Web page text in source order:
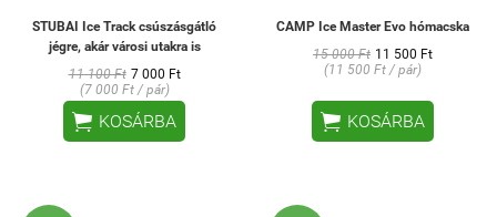
STUBAI Ice Track csúszásgátló
jégre, akár városi utakra is
11 100 Ft 7 000 Ft
(7 000 Ft / pár)
 KOSÁRBA
CAMP Ice Master Evo hómacska
15 000 Ft 11 500 Ft
(11 500 Ft / pár)
 KOSÁRBA